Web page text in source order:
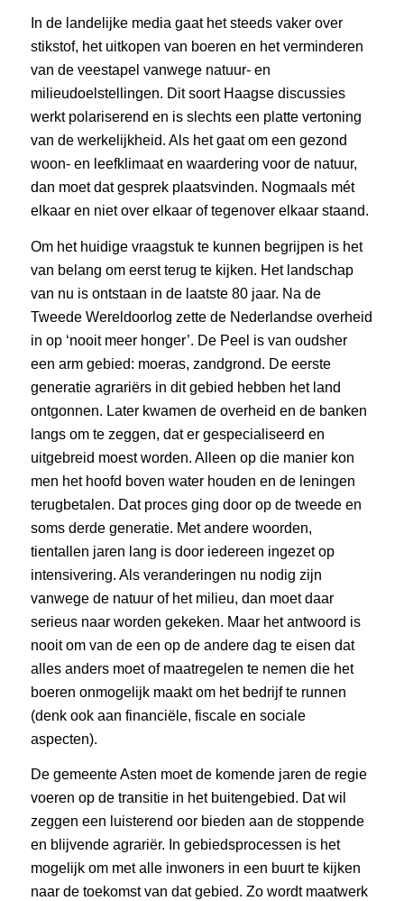
In de landelijke media gaat het steeds vaker over
stikstof, het uitkopen van boeren en het verminderen
van de veestapel vanwege natuur- en
milieudoelstellingen. Dit soort Haagse discussies
werkt polariserend en is slechts een platte vertoning
van de werkelijkheid. Als het gaat om een gezond
woon- en leefklimaat en waardering voor de natuur,
dan moet dat gesprek plaatsvinden. Nogmaals mét
elkaar en niet over elkaar of tegenover elkaar staand.
Om het huidige vraagstuk te kunnen begrijpen is het
van belang om eerst terug te kijken. Het landschap
van nu is ontstaan in de laatste 80 jaar. Na de
Tweede Wereldoorlog zette de Nederlandse overheid
in op ‘nooit meer honger’. De Peel is van oudsher
een arm gebied: moeras, zandgrond. De eerste
generatie agrariërs in dit gebied hebben het land
ontgonnen. Later kwamen de overheid en de banken
langs om te zeggen, dat er gespecialiseerd en
uitgebreid moest worden. Alleen op die manier kon
men het hoofd boven water houden en de leningen
terugbetalen. Dat proces ging door op de tweede en
soms derde generatie. Met andere woorden,
tientallen jaren lang is door iedereen ingezet op
intensivering. Als veranderingen nu nodig zijn
vanwege de natuur of het milieu, dan moet daar
serieus naar worden gekeken. Maar het antwoord is
nooit om van de een op de andere dag te eisen dat
alles anders moet of maatregelen te nemen die het
boeren onmogelijk maakt om het bedrijf te runnen
(denk ook aan financiële, fiscale en sociale
aspecten).
De gemeente Asten moet de komende jaren de regie
voeren op de transitie in het buitengebied. Dat wil
zeggen een luisterend oor bieden aan de stoppende
en blijvende agrariër. In gebiedsprocessen is het
mogelijk om met alle inwoners in een buurt te kijken
naar de toekomst van dat gebied. Zo wordt maatwerk